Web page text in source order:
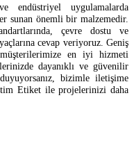
uygulamalarda
sunan önemli bir malzemedir.
çevre dostu ve
cevap veriyoruz. Geniş
en iyi hizmeti
dayanıklı ve güvenilir
bizimle iletişime
Etiket ile projelerinizi daha